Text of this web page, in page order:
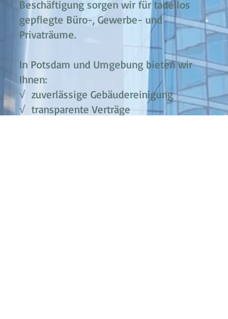
Beschäftigung sorgen wir für tadellos
gepflegte Büro-, Gewerbe- und
Privaträume.
In Potsdam und Umgebung bieten wir
Ihnen:
√ zuverlässige Gebäudereinigung
√ transparente Verträge